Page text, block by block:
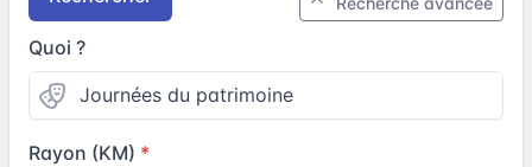
Quoi ?
Rayon (KM)